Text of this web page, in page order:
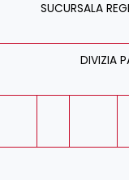
SUCURSALA
DIVIZIA